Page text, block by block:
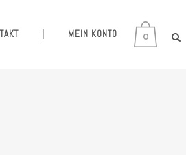
0
MEIN KONTO